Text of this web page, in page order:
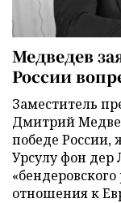
Медведев
России
Заместитель
Дмитрий
победе России,
Урсулу фон дер
отношения к